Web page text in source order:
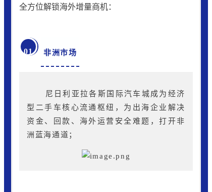
全方位解锁海外增量商机：
01 非洲市场
尼日利亚拉各斯国际汽车城成为经济
型二手车核心流通枢纽，为出海企业解决
资金、回款、海外运营安全难题，打开非
洲蓝海通道；